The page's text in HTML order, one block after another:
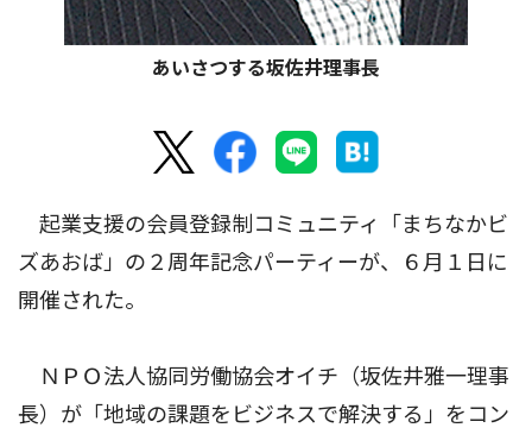
あいさつする坂佐井理事長
起業支援の会員登録制コミュニティ「まちなかビ
ズあおば」の２周年記念パーティーが、６月１日に
開催された。
ＮＰＯ法人協同労働協会オイチ（坂佐井雅一理事
長）が「地域の課題をビジネスで解決する」をコン